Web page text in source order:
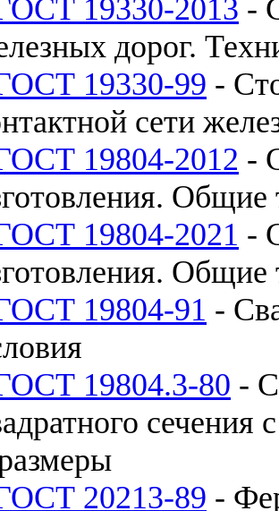
19330-2013 -
дорог.
19330-99 -
сети
19804-2012 -
Общие
19804-2021 -
Общие
19804-91 -
19804.3-80 -
сечения
20213-89 -